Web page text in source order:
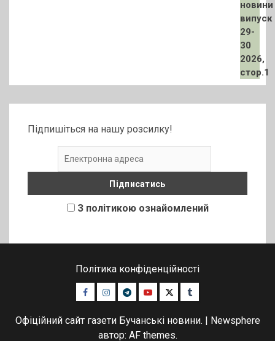
Підпишіться на нашу розсилку!
З політикою ознайомлений
Політика конфіденційності
Facebook
Instagram
TelegramYoutubeTwitterTumblr
Офіційний сайт газети Бучанські новини.
Newsphere
автор: AF themes.